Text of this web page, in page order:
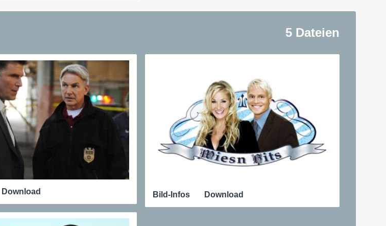
5 Dateien
Download Bild-Infos Download